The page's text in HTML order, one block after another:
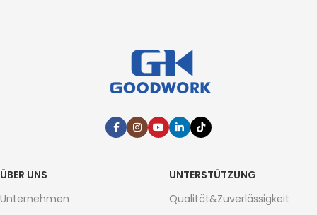
ÜBER UNS
Unternehmen
UNTERSTÜTZUNG
Qualität&Zuverlässigkeit